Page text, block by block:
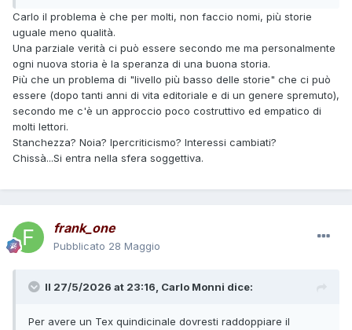
se succedesse prima o poi.
Per avere un Tex quindicinale dovresti raddoppiare il
personale che se ne occupa. Già fanno fatica con le
scadenze mensili figuriamoci se fossero quindicinali.
Chi fa certe proposte non ha la più pallida idea di quale sia
il lavoro di redazione. Io che l'ho frequentata fino a qualche
anno fa me ne sono reso conto di persona.
Alla fine si tratta di tre uscite inedite ogni mese ed io posso
sopportarle tranquillamente sia a livello di lettura che di
Su quelle testate al momento lavorano stabilmente sette
questi ultimi un buon numero sarebbe senza lavoro. Non
Carlo il problema è che per molti, non faccio nomi, più storie
uguale meno qualità.
Una parziale verità ci può essere secondo me ma personalmente
ogni nuova storia è la speranza di una buona storia.
Più che un problema di "livello più basso delle storie" che ci può
essere (dopo tanti anni di vita editoriale e di un genere spremuto),
secondo me c'è un approccio poco costruttivo ed empatico di
molti lettori.
Stanchezza? Noia? Ipercriticismo? Interessi cambiati?
Chissà...Si entra nella sfera soggettiva.
frank_one
Pubblicato 28 Maggio
Il 27/5/2026 at 23:16, Carlo Monni dice:
Per avere un Tex quindicinale dovresti raddoppiare il